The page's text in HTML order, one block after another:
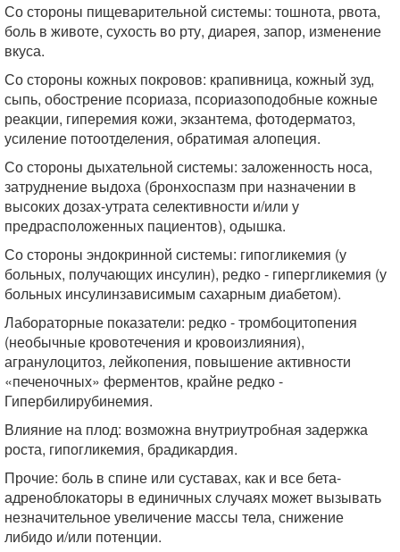
Со стороны пищеварительной системы: тошнота, рвота,
боль в животе, сухость во рту, диарея, запор, изменение
вкуса.
Со стороны кожных покровов: крапивница, кожный зуд,
сыпь, обострение псориаза, псориазоподобные кожные
реакции, гиперемия кожи, экзантема, фотодерматоз,
усиление потоотделения, обратимая алопеция.
Со стороны дыхательной системы: заложенность носа,
затруднение выдоха (бронхоспазм при назначении в
высоких дозах-утрата селективности и/или у
предрасположенных пациентов), одышка.
Со стороны эндокринной системы: гипогликемия (у
больных, получающих инсулин), редко - гипергликемия (у
больных инсулинзависимым сахарным диабетом).
Лабораторные показатели: редко - тромбоцитопения
(необычные кровотечения и кровоизлияния),
агранулоцитоз, лейкопения, повышение активности
«печеночных» ферментов, крайне редко -
Гипербилирубинемия.
Влияние на плод: возможна внутриутробная задержка
роста, гипогликемия, брадикардия.
Прочие: боль в спине или суставах, как и все бета-
адреноблокаторы в единичных случаях может вызывать
незначительное увеличение массы тела, снижение
либидо и/или потенции.